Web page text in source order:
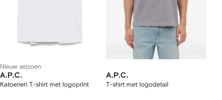
Nieuw seizoen
A.P.C.
Katoenen T-shirt met logoprint
A.P.C.
T-shirt met logodetail